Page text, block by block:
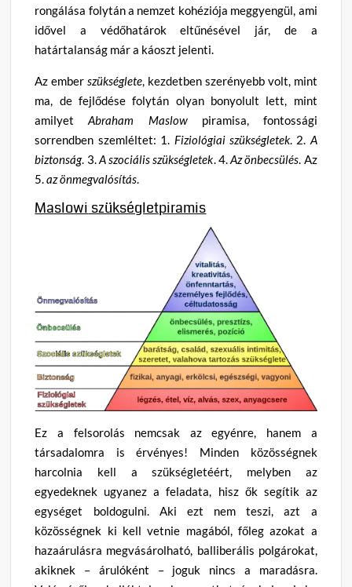
rongálása folytán a nemzet kohéziója meggyengül, ami
idővel a védőhatárok eltűnésével jár, de a
határtalanság már a káoszt jelenti.
Az emberszükséglete, kezdetben szerényebb volt, mint
ma, de fejlődése folytán olyan bonyolult lett, mint
amilyetAbraham Maslowpiramisa, fontossági
sorrendben szemléltet: 1. Fiziológiai szükségletek. 2. A
biztonság. 3.A szociális szükségletek. 4.Az önbecsülés. Az
5.az önmegvalósítás.
Maslowiszükségletpiramis
Eza felsorolás nemcsak az egyénre, hanem a
társadalomra is érvényes! Minden közösségnek
harcolnia kell a szükségletéért, melyben az
egyedeknek ugyanez a feladata, hisz ők segítik az
egységet boldogulni. Aki ezt nem teszi, azt a
közösségnek ki kell vetnie magából, főleg azokat a
hazaárulásra megvásárolható, balliberális polgárokat,
akiknek – árulóként – joguk nincs a maradásra.